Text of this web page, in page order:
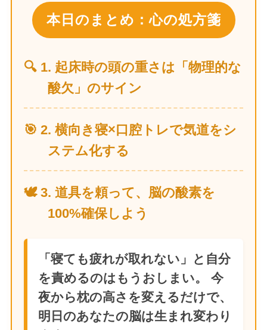
本日のまとめ：心の処方箋
🔍 1. 起床時の頭の重さは「物理的な
酸欠」のサイン
🎯 2. 横向き寝×口腔トレで気道をシ
ステム化する
🕊️ 3. 道具を頼って、脳の酸素を
100%確保しよう
「寝ても疲れが取れない」と自分
を責めるのはもうおしまい。 今
夜から枕の高さを変えるだけで、
明日のあなたの脳は生まれ変わり